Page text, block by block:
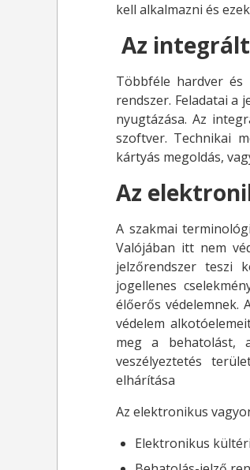
kell alkalmazni és
Az
Többféle hardver
rendszer. Feladatai a
nyugtázása. Az
szoftver. Technikai
kártyás megoldás,
Az
A szakmai
Valójában itt nem
jelzőrendszer teszi
jogellenes
élőerős védelemnek.
védelem
meg a behatolást,
veszélyeztetés
elhárítása
Az elektronikus
Elektronikus